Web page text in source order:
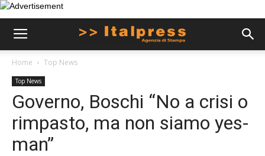
Home Top News
Top News
Governo, Boschi “No a crisi o
rimpasto, ma non siamo yes-
man”